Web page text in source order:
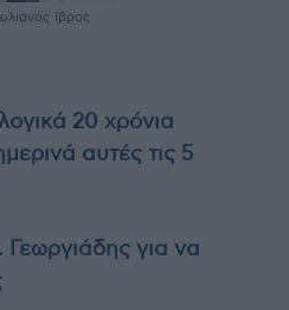
Ίβρος
20 χρόνια
αυτές τις 5
Γεωργιάδης για να